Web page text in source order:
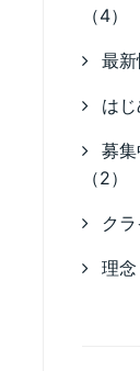
（4）
最新
はじ
募
（2）
ク
理念